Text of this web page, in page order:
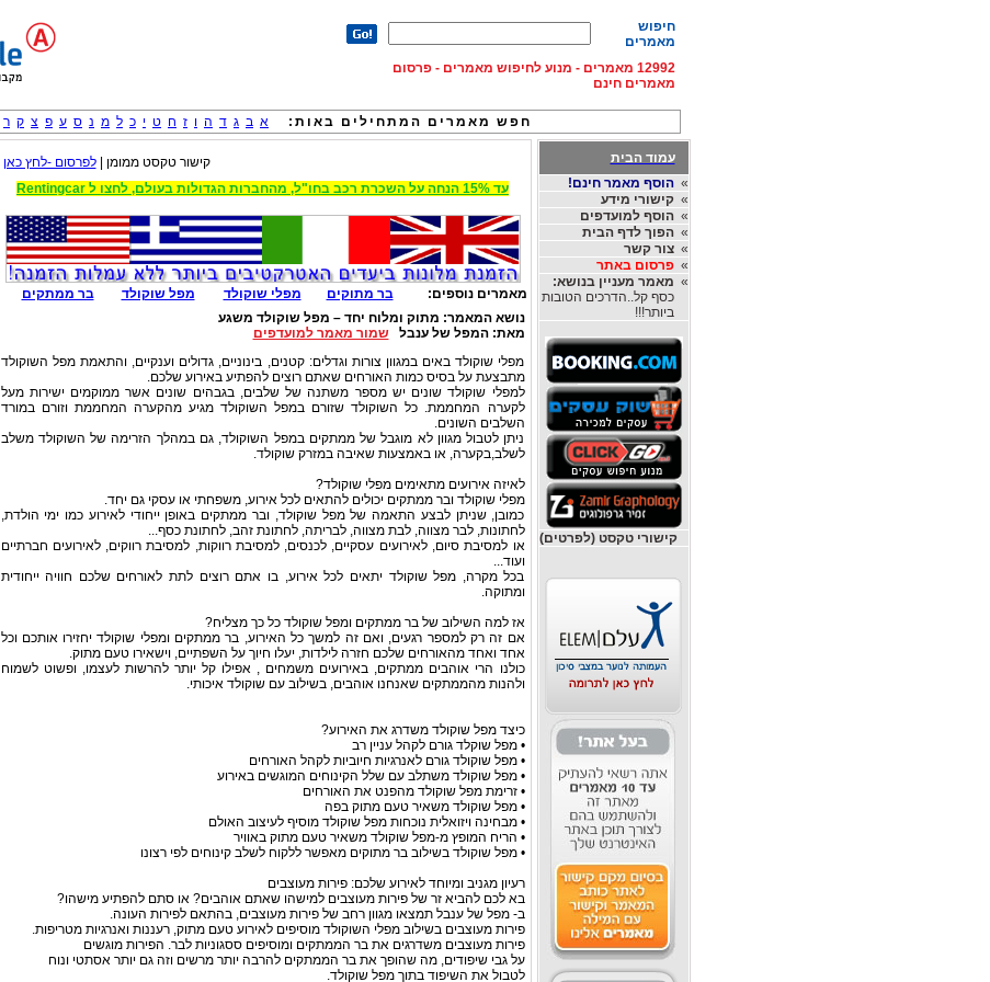
חיפוש
מאמרים
12992 מאמרים - מנוע לחיפוש מאמרים - פרסום
מאמרים חינם
חפש מאמרים המתחילים באות: א ב ג ד ה ו ז ח ט י כ ל מ נ ס ע פ צ ק ר
עמוד הבית
»הוסף מאמר חינם!
»קישורי מידע
»הוסף למועדפים
»הפוך לדף הבית
»צור קשר
»פרסום באתר
» מאמר מעניין בנושא:
כסף קל..הדרכים הטובות
ביותר!!!
קישורי טקסט (לפרטים)
קישור טקסט ממומן |לפרסום -לחץ כאן
עד 15% הנחה על השכרת רכב בחו"ל, מהחברות הגדולות בעולם, לחצו ל Rentingcar
מאמרים נוספים: בר מתוקים מפלי שוקולד מפל שוקולד
בר ממתקים
נושא המאמר: מתוק ומלוח יחד – מפל שוקולד משגע
מאת:המפל של ענבלשמור מאמר למועדפים
מפלי שוקולד באים במגוון צורות וגדלים: קטנים, בינוניים, גדולים וענקיים, והתאמת מפל השוקולד
מתבצעת על בסיס כמות האורחים שאתם רוצים להפתיע באירוע שלכם.
למפלי שוקולד שונים יש מספר משתנה של שלבים, בגבהים שונים אשר ממוקמים ישירות מעל
לקערה המחממת. כל השוקולד שזורם במפל השוקולד מגיע מהקערה המחממת וזורם במורד
השלבים השונים.
ניתן לטבול מגוון לא מוגבל של ממתקים במפל השוקולד, גם במהלך הזרימה של השוקולד משלב
לשלב,בקערה, או באמצעות שאיבה במזרק שוקולד.
לאיזה אירועים מתאימים מפלי שוקולד?
מפלי שוקולד ובר ממתקים יכולים להתאים לכל אירוע, משפחתי או עסקי גם יחד.
כמובן, שניתן לבצע התאמה של מפל שוקולד, ובר ממתקים באופן ייחודי לאירוע כמו ימי הולדת,
לחתונות, לבר מצווה, לבת מצווה, לבריתה, לחתונת זהב, לחתונת כסף...
או למסיבת סיום, לאירועים עסקיים, לכנסים, למסיבת רווקות, למסיבת רווקים, לאירועים חברתיים
ועוד...
בכל מקרה, מפל שוקולד יתאים לכל אירוע, בו אתם רוצים לתת לאורחים שלכם חוויה ייחודית
ומתוקה.
אז למה השילוב של בר ממתקים ומפל שוקולד כל כך מצליח?
אם זה רק למספר רגעים, ואם זה למשך כל האירוע, בר ממתקים ומפלי שוקולד יחזירו אותכם וכל
אחד ואחד מהאורחים שלכם חזרה לילדות, יעלו חיוך על השפתיים, וישאירו טעם מתוק.
כולנו הרי אוהבים ממתקים, באירועים משמחים , אפילו קל יותר להרשות לעצמו, ופשוט לשמוח
ולהנות מהממתקים שאנחנו אוהבים, בשילוב עם שוקולד איכותי.
כיצד מפל שוקולד משדרג את האירוע?
• מפל שוקלד גורם לקהל עניין רב
• מפל שוקולד גורם לאנרגיות חיוביות לקהל האורחים
• מפל שוקולד משתלב עם שלל הקינוחים המוגשים באירוע
• זרימת מפל שוקולד מהפנט את האורחים
• מפל שוקולד משאיר טעם מתוק בפה
• מבחינה ויזואלית נוכחות מפל שוקולד מוסיף לעיצוב האולם
• הריח המופץ מ-מפל שוקולד משאיר טעם מתוק באוויר
• מפל שוקולד בשילוב בר מתוקים מאפשר ללקוח לשלב קינוחים לפי רצונו
רעיון מגניב ומיוחד לאירוע שלכם: פירות מעוצבים
בא לכם להביא זר של פירות מעוצבים למישהו שאתם אוהבים? או סתם להפתיע מישהו?
ב- מפל של ענבל תמצאו מגוון רחב של פירות מעוצבים, בהתאם לפירות העונה.
פירות מעוצבים בשילוב מפלי השוקולד מוסיפים לאירוע טעם מתוק, רעננות ואנרגיות מטריפות.
פירות מעוצבים משדרגים את בר הממתקים ומוסיפים ססגוניות לבר. הפירות מוגשים
על גבי שיפודים, מה שהופך את בר הממתקים להרבה יותר מרשים וזה גם יותר אסתטי ונוח
לטבול את השיפוד בתוך מפל שוקולד.